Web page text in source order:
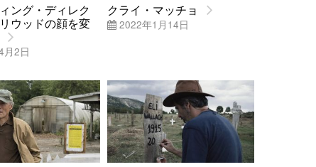
ング・ディレク
ウッドの顔を変
2日
クライ・マッチョ
2022年1月14日